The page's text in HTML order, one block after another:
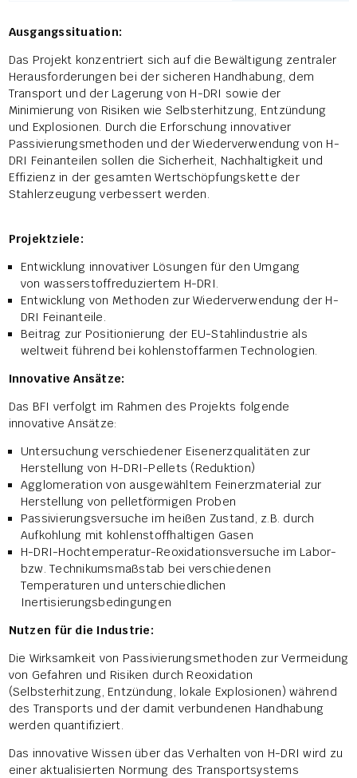
Ausgangssituation:
Das Projekt konzentriert sich auf die Bewältigung zentraler
Herausforderungen bei der sicheren Handhabung, dem
Transport und der Lagerung von H-DRI sowie der
Minimierung von Risiken wie Selbsterhitzung, Entzündung
und Explosionen. Durch die Erforschung innovativer
Passivierungsmethoden und der Wiederverwendung von H-
DRI Feinanteilen sollen die Sicherheit, Nachhaltigkeit und
Effizienz in der gesamten Wertschöpfungskette der
Stahlerzeugung verbessert werden.
Projektziele:
Entwicklung innovativer Lösungen für den Umgang
von wasserstoffreduziertem H-DRI.
Entwicklung von Methoden zur Wiederverwendung der H-
DRI Feinanteile.
Beitrag zur Positionierung der EU-Stahlindustrie als
weltweit führend bei kohlenstoffarmen Technologien.
Innovative Ansätze:
Das BFI verfolgt im Rahmen des Projekts folgende
innovative Ansätze:
Untersuchung verschiedener Eisenerzqualitäten zur
Herstellung von H-DRI-Pellets (Reduktion)
Agglomeration von ausgewähltem Feinerzmaterial zur
Herstellung von pelletförmigen Proben
Passivierungsversuche im heißen Zustand, z.B. durch
Aufkohlung mit kohlenstoffhaltigen Gasen
H-DRI-Hochtemperatur-Reoxidationsversuche im Labor-
bzw. Technikumsmaßstab bei verschiedenen
Temperaturen und unterschiedlichen
Inertisierungsbedingungen
Nutzen für die Industrie:
Die Wirksamkeit von Passivierungsmethoden zur Vermeidung
von Gefahren und Risiken durch Reoxidation
(Selbsterhitzung, Entzündung, lokale Explosionen) während
des Transports und der damit verbundenen Handhabung
werden quantifiziert.
Das innovative Wissen über das Verhalten von H-DRI wird zu
einer aktualisierten Normung des Transportsystems